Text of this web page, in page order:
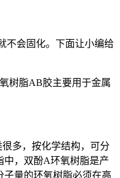
不会固化。下面让小编给
树脂AB胶主要用于金属
多，按化学结构，可分
中，双酚A环氧树脂是产
量的环氧树脂必须在高